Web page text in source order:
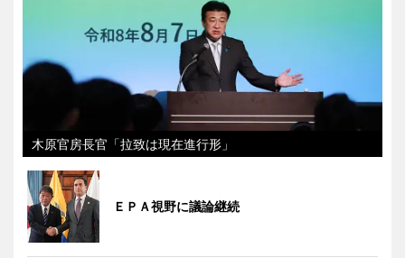
木原官房長官「拉致は現在進行形」
ＥＰＡ視野に議論継続